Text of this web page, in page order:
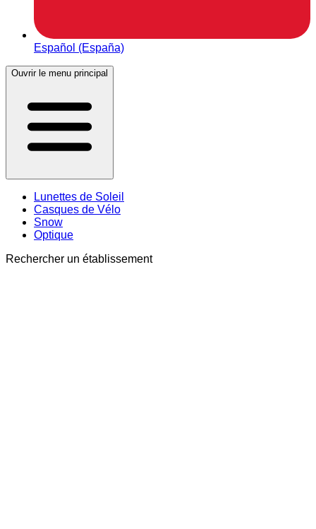
Español (España)
Ouvrir le menu principal
Lunettes de Soleil
Casques de Vélo
Snow
Optique
Rechercher un établissement